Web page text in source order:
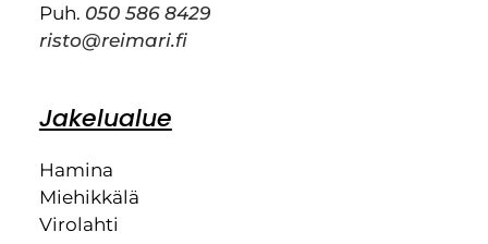
Puh. 050 586 8429
risto@reimari.fi
Jakelualue
Hamina
Miehikkälä
Virolahti